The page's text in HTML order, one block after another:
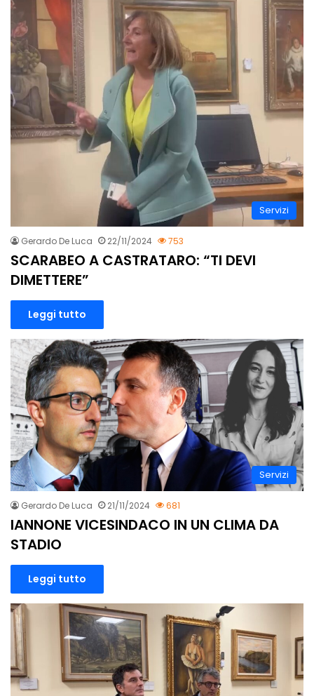
Servizi
Gerardo De Luca 22/11/2024 753
SCARABEO A CASTRATARO: “TI DEVI
DIMETTERE”
Leggi tutto
Servizi
Gerardo De Luca 21/11/2024 681
IANNONE VICESINDACO IN UN CLIMA DA
STADIO
Leggi tutto